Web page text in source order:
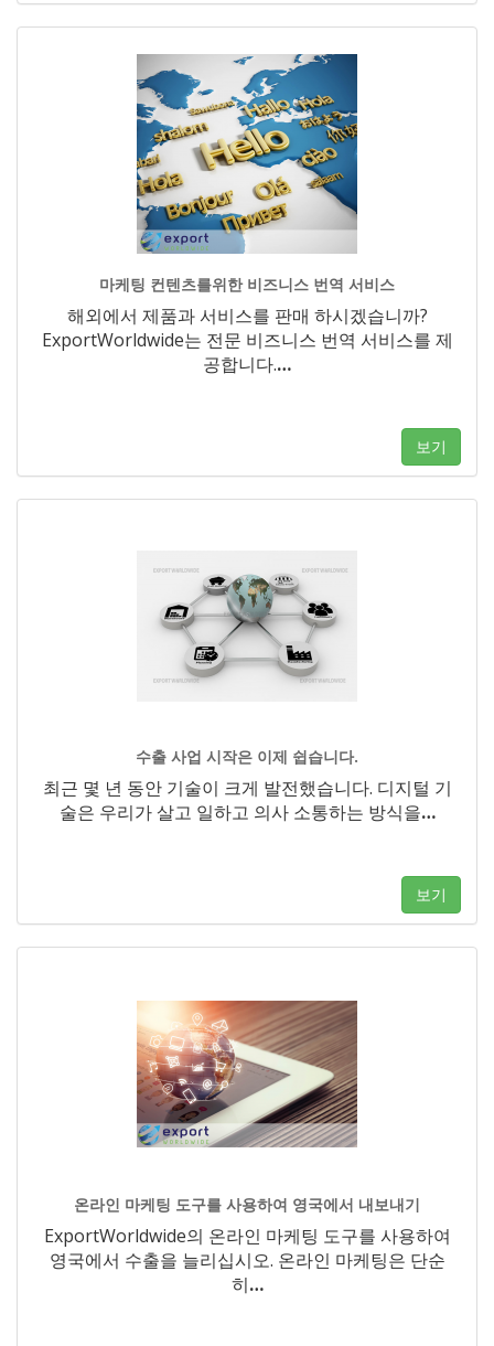
마케팅 컨텐츠를위한 비즈니스 번역 서비스
해외에서 제품과 서비스를 판매 하시겠습니까?
ExportWorldwide는 전문 비즈니스 번역 서비스를 제
공합니다.…
보기
수출 사업 시작은 이제 쉽습니다.
최근 몇 년 동안 기술이 크게 발전했습니다. 디지털 기
술은 우리가 살고 일하고 의사 소통하는 방식을…
보기
온라인 마케팅 도구를 사용하여 영국에서 내보내기
ExportWorldwide의 온라인 마케팅 도구를 사용하여
영국에서 수출을 늘리십시오. 온라인 마케팅은 단순
히…